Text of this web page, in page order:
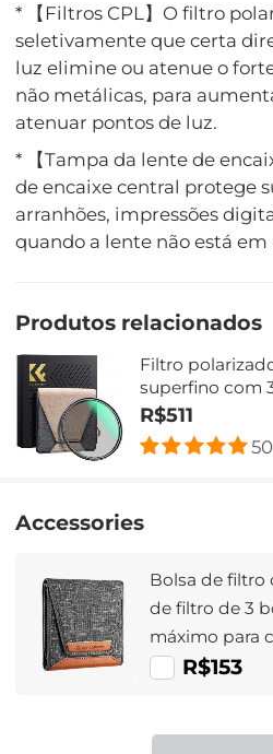
* 【Filtros CPL】O filtro
seletivamente que certa
luz elimine ou atenue o
não metálicas, para
atenuar pontos de luz.
* 【Tampa da lente de
de encaixe central protege
arranhões, impressões
quando a lente não está em
Produtos relacionados
Filtro
superfino com
multicamadas,
circular de alta
de câmera CPL
R$511
50
Accessories
Bolsa de filtro
de filtro de 3
máximo para
62 mmR$153